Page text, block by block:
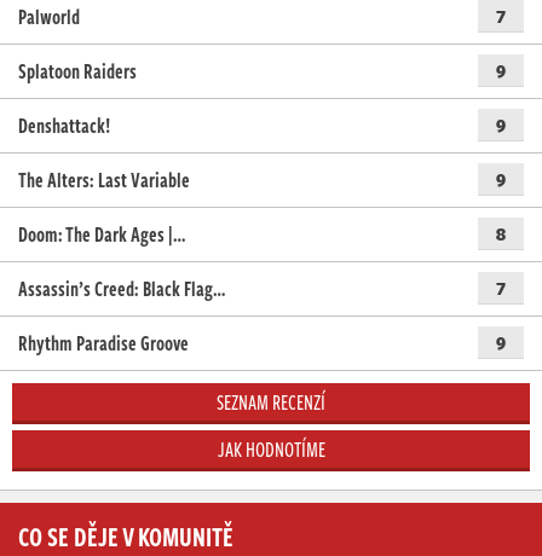
Palworld 7
Splatoon Raiders 9
Denshattack! 9
The Alters: Last Variable 9
Doom: The Dark Ages |… 8
Assassin’s Creed: Black Flag… 7
Rhythm Paradise Groove 9
SEZNAM RECENZÍ
JAK HODNOTÍME
CO SE DĚJE V KOMUNITĚ